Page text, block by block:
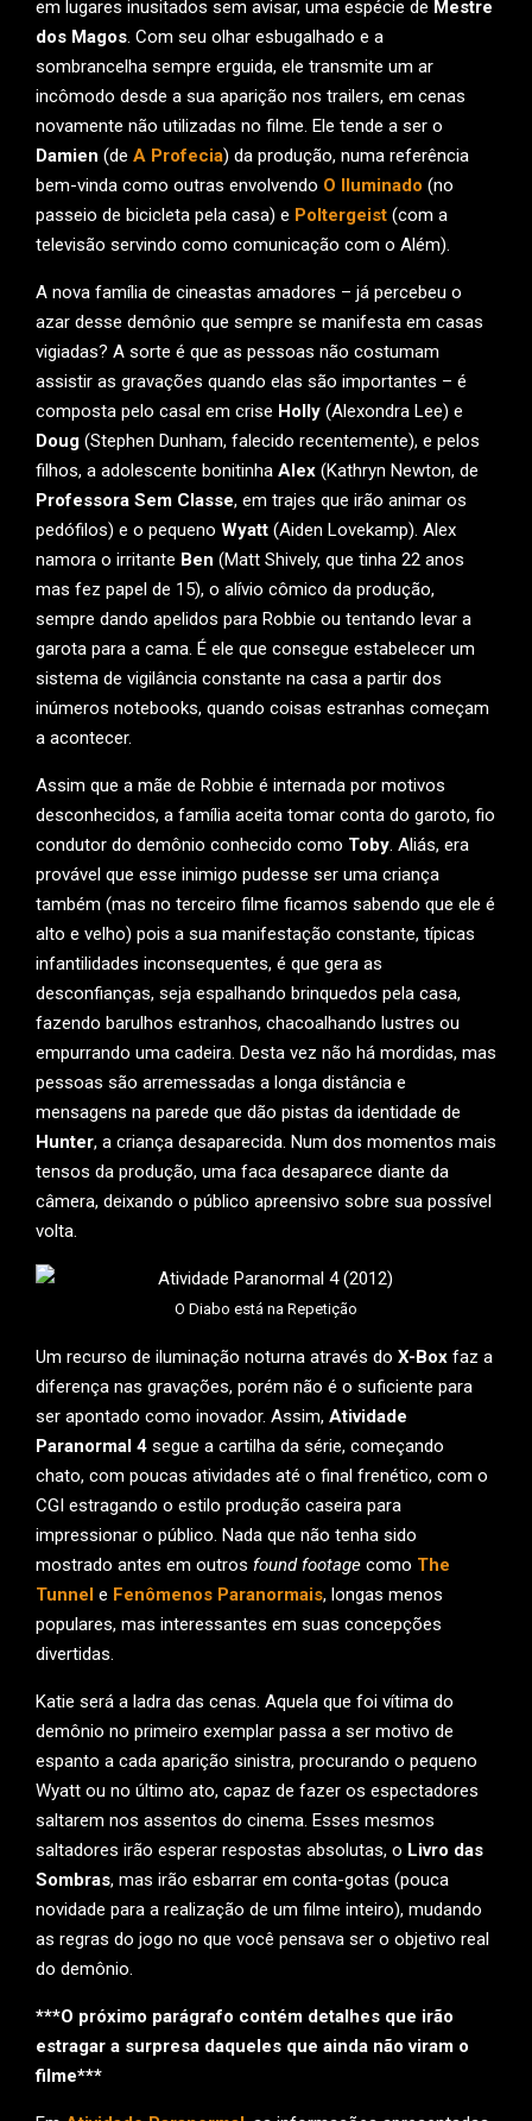
em lugares inusitados sem avisar, uma espécie de Mestre
dos Magos. Com seu olhar esbugalhado e a
sombrancelha sempre erguida, ele transmite um ar
incômodo desde a sua aparição nos trailers, em cenas
novamente não utilizadas no filme. Ele tende a ser o
Damien (de A Profecia) da produção, numa referência
bem-vinda como outras envolvendo O Iluminado (no
passeio de bicicleta pela casa) e Poltergeist (com a
televisão servindo como comunicação com o Além).
A nova família de cineastas amadores – já percebeu o
azar desse demônio que sempre se manifesta em casas
vigiadas? A sorte é que as pessoas não costumam
assistir as gravações quando elas são importantes – é
composta pelo casal em crise Holly (Alexondra Lee) e
Doug (Stephen Dunham, falecido recentemente), e pelos
filhos, a adolescente bonitinha Alex (Kathryn Newton, de
Professora Sem Classe, em trajes que irão animar os
pedófilos) e o pequeno Wyatt (Aiden Lovekamp). Alex
namora o irritante Ben (Matt Shively, que tinha 22 anos
mas fez papel de 15), o alívio cômico da produção,
sempre dando apelidos para Robbie ou tentando levar a
garota para a cama. É ele que consegue estabelecer um
sistema de vigilância constante na casa a partir dos
inúmeros notebooks, quando coisas estranhas começam
a acontecer.
Assim que a mãe de Robbie é internada por motivos
desconhecidos, a família aceita tomar conta do garoto, fio
condutor do demônio conhecido como Toby. Aliás, era
provável que esse inimigo pudesse ser uma criança
também (mas no terceiro filme ficamos sabendo que ele é
alto e velho) pois a sua manifestação constante, típicas
infantilidades inconsequentes, é que gera as
desconfianças, seja espalhando brinquedos pela casa,
fazendo barulhos estranhos, chacoalhando lustres ou
empurrando uma cadeira. Desta vez não há mordidas, mas
pessoas são arremessadas a longa distância e
mensagens na parede que dão pistas da identidade de
Hunter, a criança desaparecida. Num dos momentos mais
tensos da produção, uma faca desaparece diante da
câmera, deixando o público apreensivo sobre sua possível
volta.
O Diabo está na Repetição
Um recurso de iluminação noturna através do X-Box faz a
diferença nas gravações, porém não é o suficiente para
ser apontado como inovador. Assim, Atividade
Paranormal 4 segue a cartilha da série, começando
chato, com poucas atividades até o final frenético, com o
CGI estragando o estilo produção caseira para
impressionar o público. Nada que não tenha sido
mostrado antes em outros found footage como The
Tunnel e Fenômenos Paranormais, longas menos
populares, mas interessantes em suas concepções
divertidas.
Katie será a ladra das cenas. Aquela que foi vítima do
demônio no primeiro exemplar passa a ser motivo de
espanto a cada aparição sinistra, procurando o pequeno
Wyatt ou no último ato, capaz de fazer os espectadores
saltarem nos assentos do cinema. Esses mesmos
saltadores irão esperar respostas absolutas, o Livro das
Sombras, mas irão esbarrar em conta-gotas (pouca
novidade para a realização de um filme inteiro), mudando
as regras do jogo no que você pensava ser o objetivo real
do demônio.
***O próximo parágrafo contém detalhes que irão
estragar a surpresa daqueles que ainda não viram o
filme***